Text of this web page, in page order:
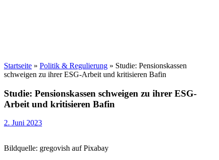
Startseite » Politik & Regulierung » Studie: Pensionskassen
schweigen zu ihrer ESG-Arbeit und kritisieren Bafin
Studie: Pensionskassen schweigen zu ihrer ESG-
Arbeit und kritisieren Bafin
2. Juni 2023
Bildquelle: gregovish auf Pixabay